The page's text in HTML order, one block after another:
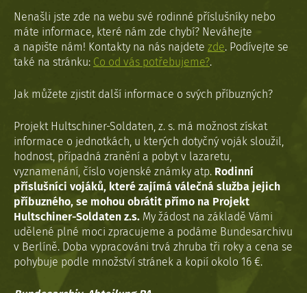
Nenašli jste zde na webu své rodinné příslušníky nebo
máte informace, které nám zde chybí? Neváhejte
a napište nám! Kontakty na nás najdete zde. Podívejte se
také na stránku: Co od vás potřebujeme?.
Jak můžete zjistit další informace o svých příbuzných?
Projekt Hultschiner-Soldaten, z. s. má možnost získat
informace o jednotkách, u kterých dotyčný voják sloužil,
hodnost, případná zranění a pobyt v lazaretu,
vyznamenání, číslo vojenské známky atp. Rodinní
příslušníci vojáků, které zajímá válečná služba jejich
příbuzného, se mohou obrátit přímo na Projekt
Hultschiner-Soldaten z.s. My žádost na základě Vámi
udělené plné moci zpracujeme a podáme Bundesarchivu
v Berlíně. Doba vypracováni trvá zhruba tři roky a cena se
pohybuje podle množství stránek a kopií okolo 16 €.